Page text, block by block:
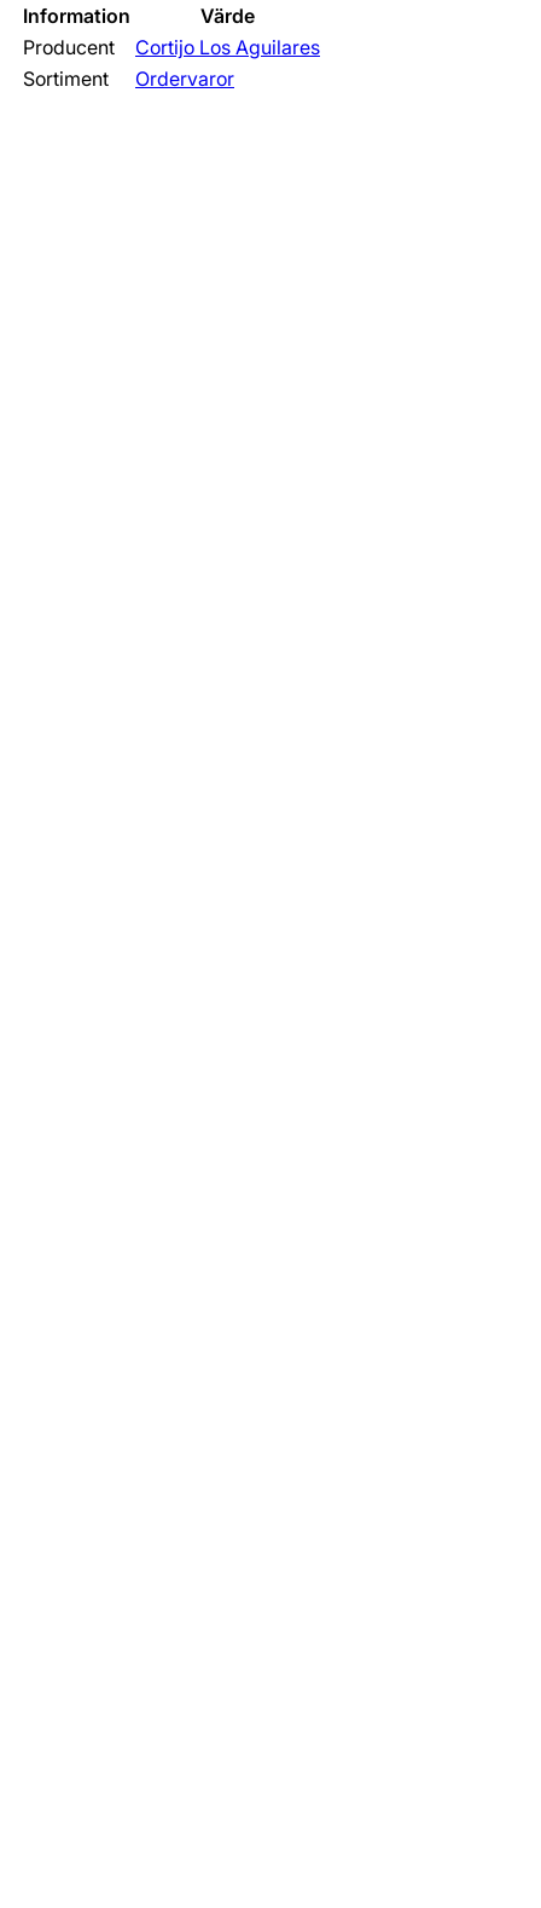
Information
Värde
Producent
Cortijo Los Aguilares
Sortiment
Ordervaror